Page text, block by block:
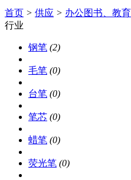
首页 > 供应 > 办公图书、教
行业
钢笔 (2)
毛笔 (0)
台笔 (0)
笔芯 (0)
蜡笔 (0)
荧光笔 (0)